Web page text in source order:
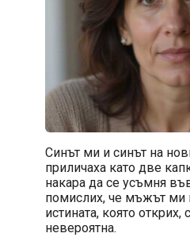
Синът ми и синът на
приличаха като две
накара да се усъмня
помислих, че мъжът ми
истината, която
невероятна.